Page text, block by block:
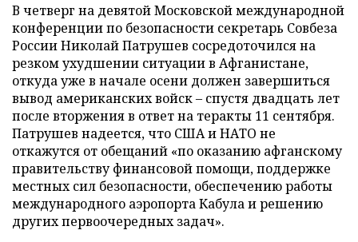
В четверг на девятой Московской международной
конференции по безопасности секретарь Совбеза
России Николай Патрушев сосредоточился на
резком ухудшении ситуации в Афганистане,
откуда уже в начале осени должен завершиться
вывод американских войск – спустя двадцать лет
после вторжения в ответ на теракты 11 сентября.
Патрушев надеется, что США и НАТО не
откажутся от обещаний «по оказанию афганскому
правительству финансовой помощи, поддержке
местных сил безопасности, обеспечению работы
международного аэропорта Кабула и решению
других первоочередных задач».